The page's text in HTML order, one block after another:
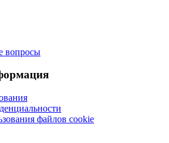
вопросы
файлов cookie